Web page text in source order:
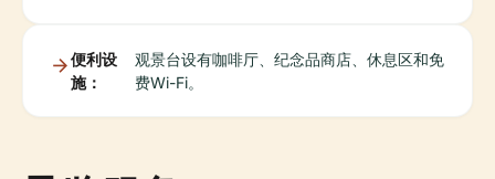
便利设
施：
观景台设有咖啡厅、纪念品商店、休息区和免
费Wi-Fi。